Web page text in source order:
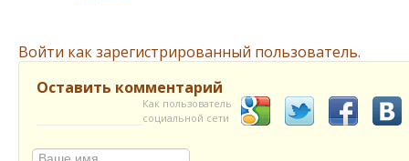
Войти как зарегистрированный пользователь.
Оставить комментарий
Как пользователь
социальной сети